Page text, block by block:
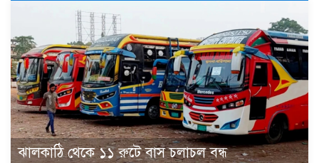
ঝালকাঠি থেকে ১১ রুটে বাস চলাচল বন্ধ